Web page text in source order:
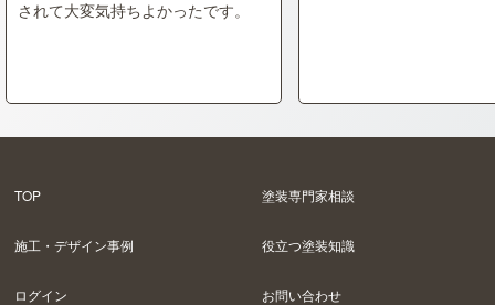
されて大変気持ちよかったです。
TOP 塗装専門家相談
施工・デザイン事例 役立つ塗装知識
ログイン お問い合わせ